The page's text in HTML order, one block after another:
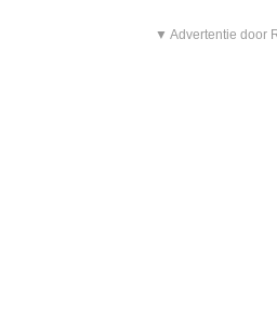
▼ Advertentie door